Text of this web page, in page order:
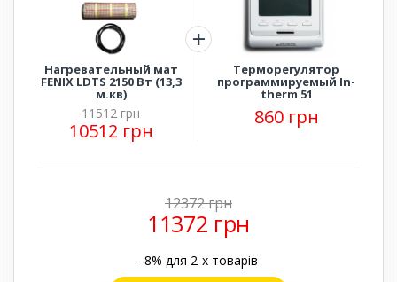
Нагревательный мат
FENIX LDTS 2150 Вт (13,3
м.кв)
11512 грн
10512 грн
Терморегулятор
программируемый In-
therm 51
860 грн
12372 грн
11372 грн
-8% для 2-х товарів